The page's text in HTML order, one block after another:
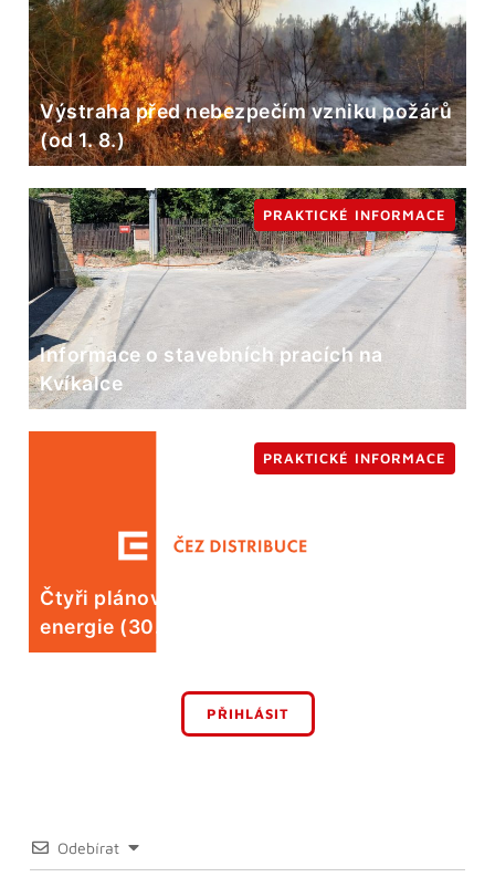
Výstraha před nebezpečím vzniku požárů
(od 1. 8.)
Informace o stavebních pracích na
Kvíkalce
PRAKTICKÉ INFORMACE
Čtyři plánované odstávky elektrické
energie (30. 7.)
PRAKTICKÉ INFORMACE
PŘIHLÁSIT
Odebírat